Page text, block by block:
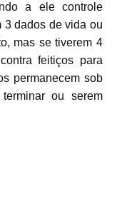
a ele controle
3 dados de vida ou
mas se tiverem 4
feitiços para
permanecem sob
ou serem